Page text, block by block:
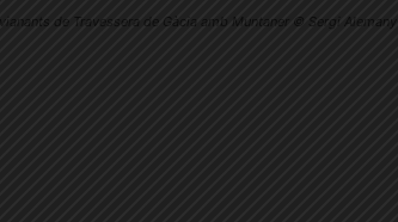
de Travessera de Gàcia amb Muntaner © Sergi Alemany